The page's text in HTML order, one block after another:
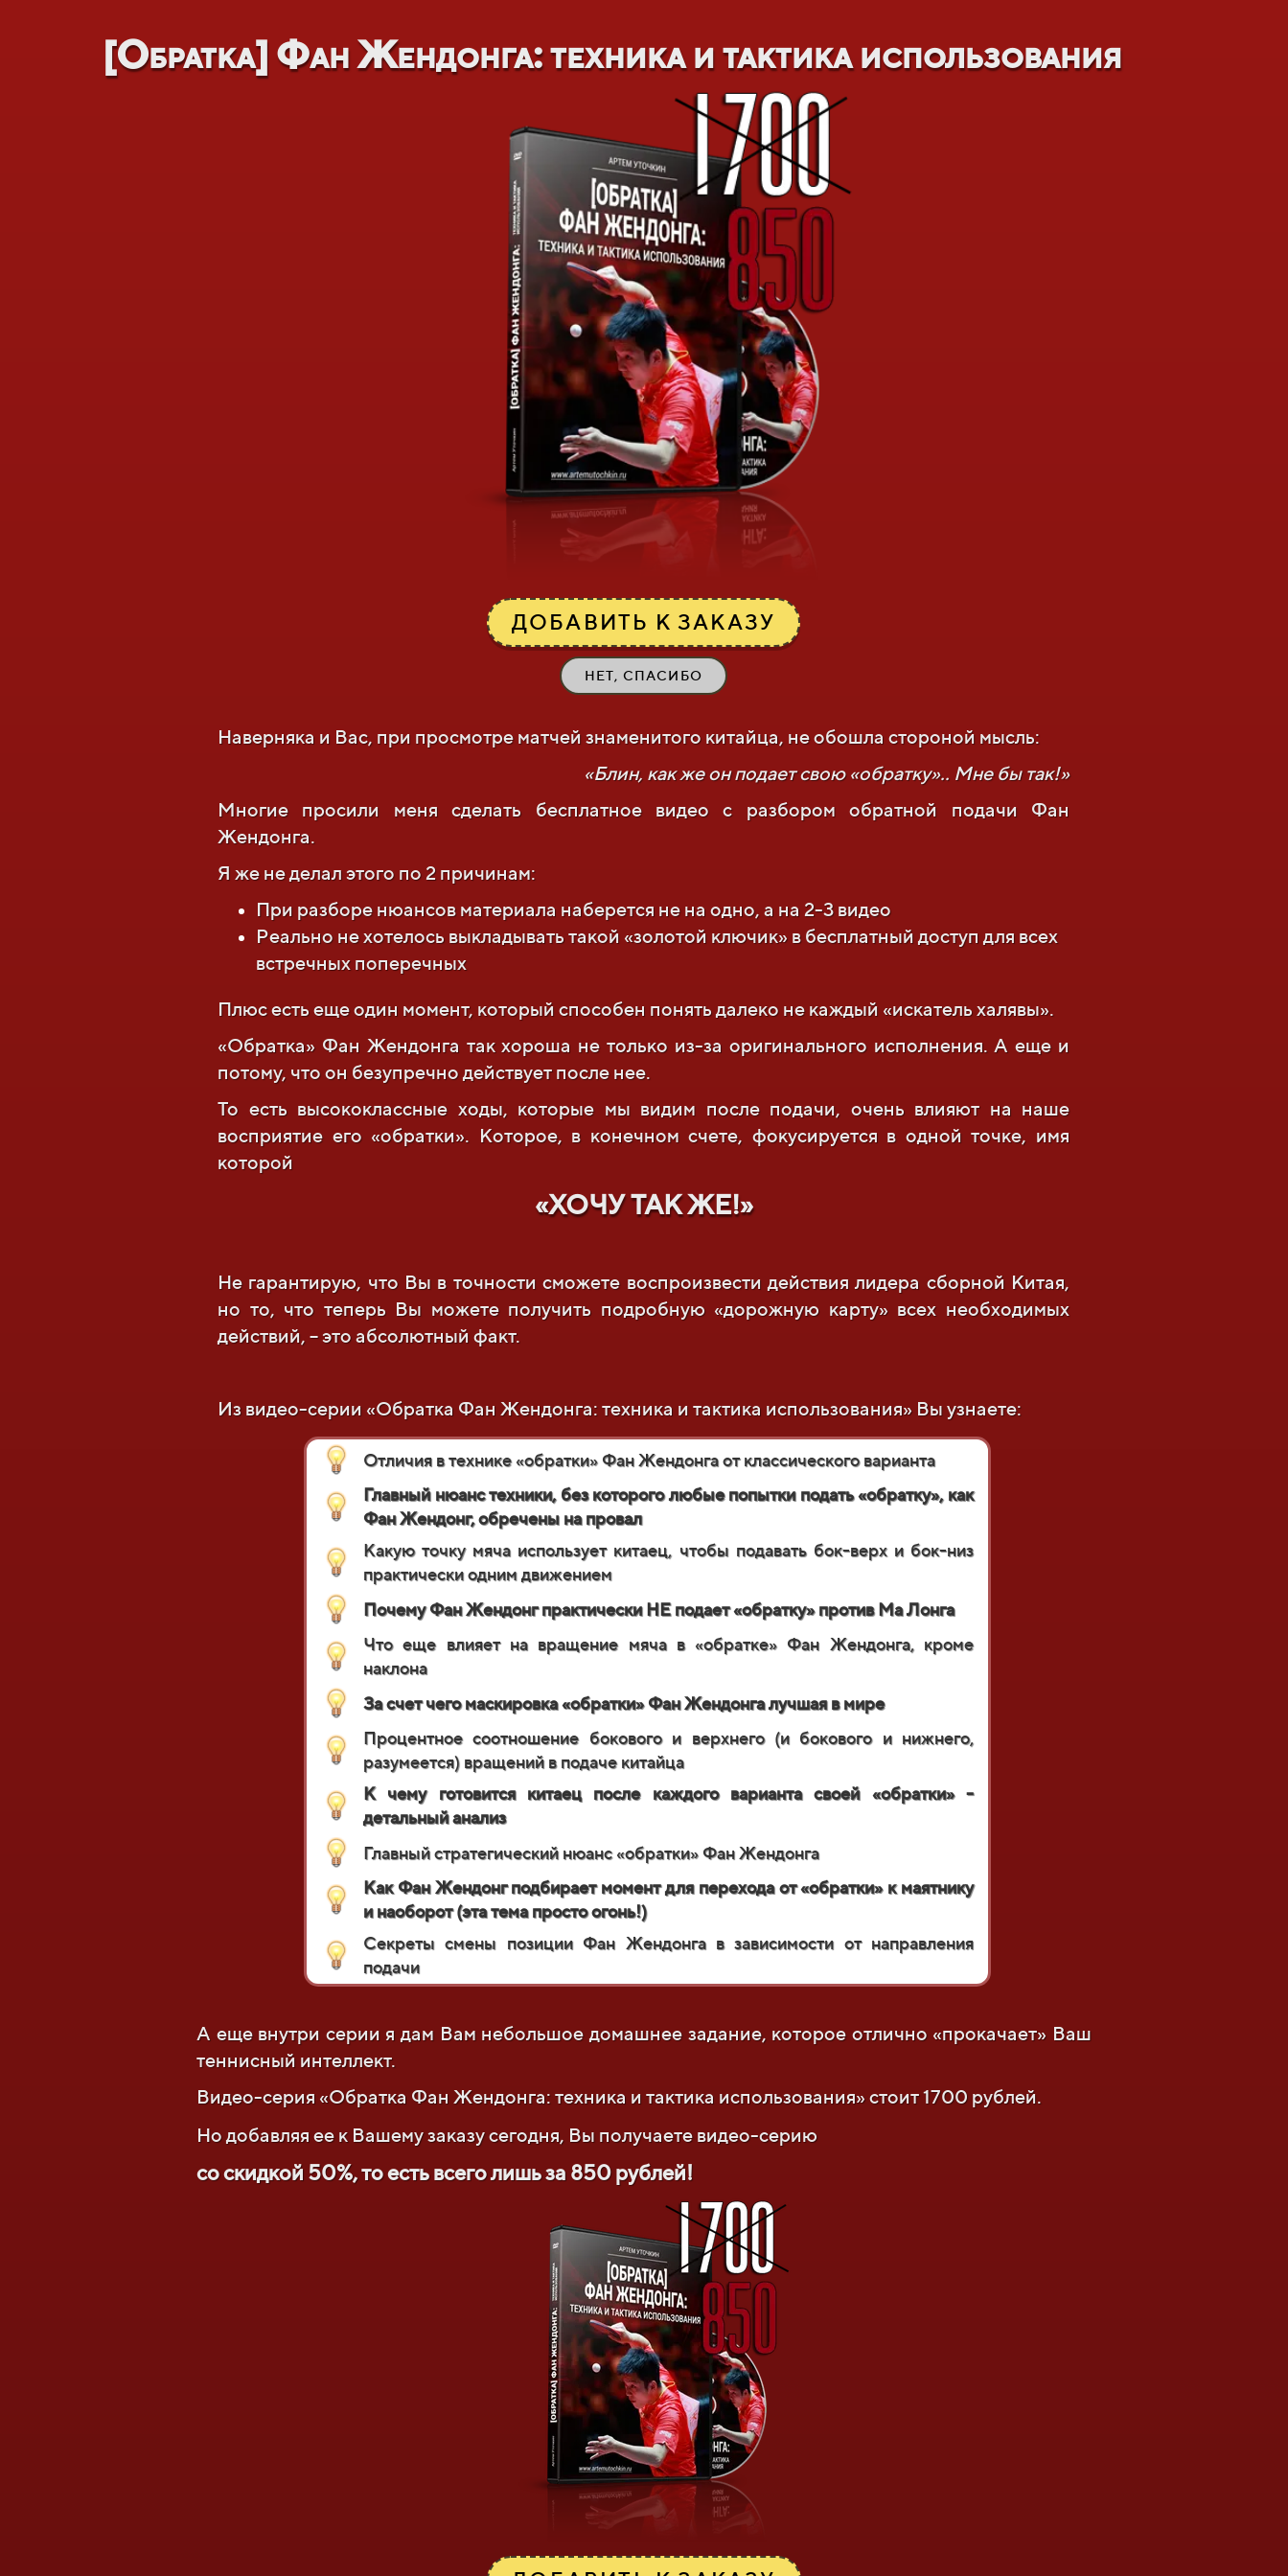
[Обратка] Фан Жендонга: техника и тактика использования
ДОБАВИТЬ К ЗАКАЗУ
НЕТ, СПАСИБО
Наверняка и Вас, при просмотре матчей знаменитого китайца, не обошла стороной мысль:
«Блин, как же он подает свою «обратку».. Мне бы так!»
Многие просили меня сделать бесплатное видео с разбором обратной подачи Фан
Жендонга.
Я же не делал этого по 2 причинам:
При разборе нюансов материала наберется не на одно, а на 2-3 видео
Реально не хотелось выкладывать такой «золотой ключик» в бесплатный доступ для всех
встречных поперечных
Плюс есть еще один момент, который способен понять далеко не каждый «искатель халявы».
«Обратка» Фан Жендонга так хороша не только из-за оригинального исполнения. А еще и
потому, что он безупречно действует после нее.
То есть высококлассные ходы, которые мы видим после подачи, очень влияют на наше
восприятие его «обратки». Которое, в конечном счете, фокусируется в одной точке, имя
которой
«ХОЧУ ТАК ЖЕ!»
Не гарантирую, что Вы в точности сможете воспроизвести действия лидера сборной Китая,
но то, что теперь Вы можете получить подробную «дорожную карту» всех необходимых
действий, – это абсолютный факт.
Из видео-серии «Обратка Фан Жендонга: техника и тактика использования» Вы узнаете:
Отличия в технике «обратки» Фан Жендонга от классического варианта
Главный нюанс техники, без которого любые попытки подать «обратку», как
Фан Жендонг, обречены на провал
Какую точку мяча использует китаец, чтобы подавать бок-верх и бок-низ
практически одним движением
Почему Фан Жендонг практически НЕ подает «обратку» против Ма Лонга
Что еще влияет на вращение мяча в «обратке» Фан Жендонга, кроме
наклона
За счет чего маскировка «обратки» Фан Жендонга лучшая в мире
Процентное соотношение бокового и верхнего (и бокового и нижнего,
разумеется) вращений в подаче китайца
К чему готовится китаец после каждого варианта своей «обратки» -
детальный анализ
Главный стратегический нюанс «обратки» Фан Жендонга
Как Фан Жендонг подбирает момент для перехода от «обратки» к маятнику
и наоборот (эта тема просто огонь!)
Секреты смены позиции Фан Жендонга в зависимости от направления
подачи
А еще внутри серии я дам Вам небольшое домашнее задание, которое отлично «прокачает» Ваш
теннисный интеллект.
Видео-серия «Обратка Фан Жендонга: техника и тактика использования» стоит 1700 рублей.
Но добавляя ее к Вашему заказу сегодня, Вы получаете видео-серию
со скидкой 50%, то есть всего лишь за 850 рублей!